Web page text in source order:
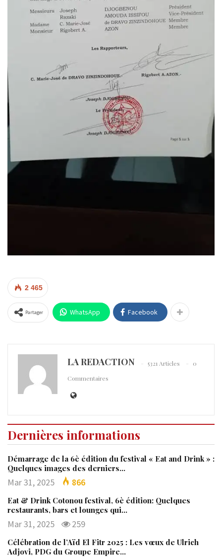
2 465
Partager WhatsApp Facebook
LA REDACTION 5321 Articles
0
Commentaires
Dernières informations
Démarrage de la 6è édition du festival « Eat and Drink » :
Quelques images des derniers…
Mar 31, 2025 866
Eat & Drink Cotonou festival, 6è édition: Quelques
restaurants, bars et lounges qui…
Mar 31, 2025 259
Célébration de l’Aïd El Fitr 2025 : Les vœux de Ulrich
Adjovi, PDG du Groupe Empire…